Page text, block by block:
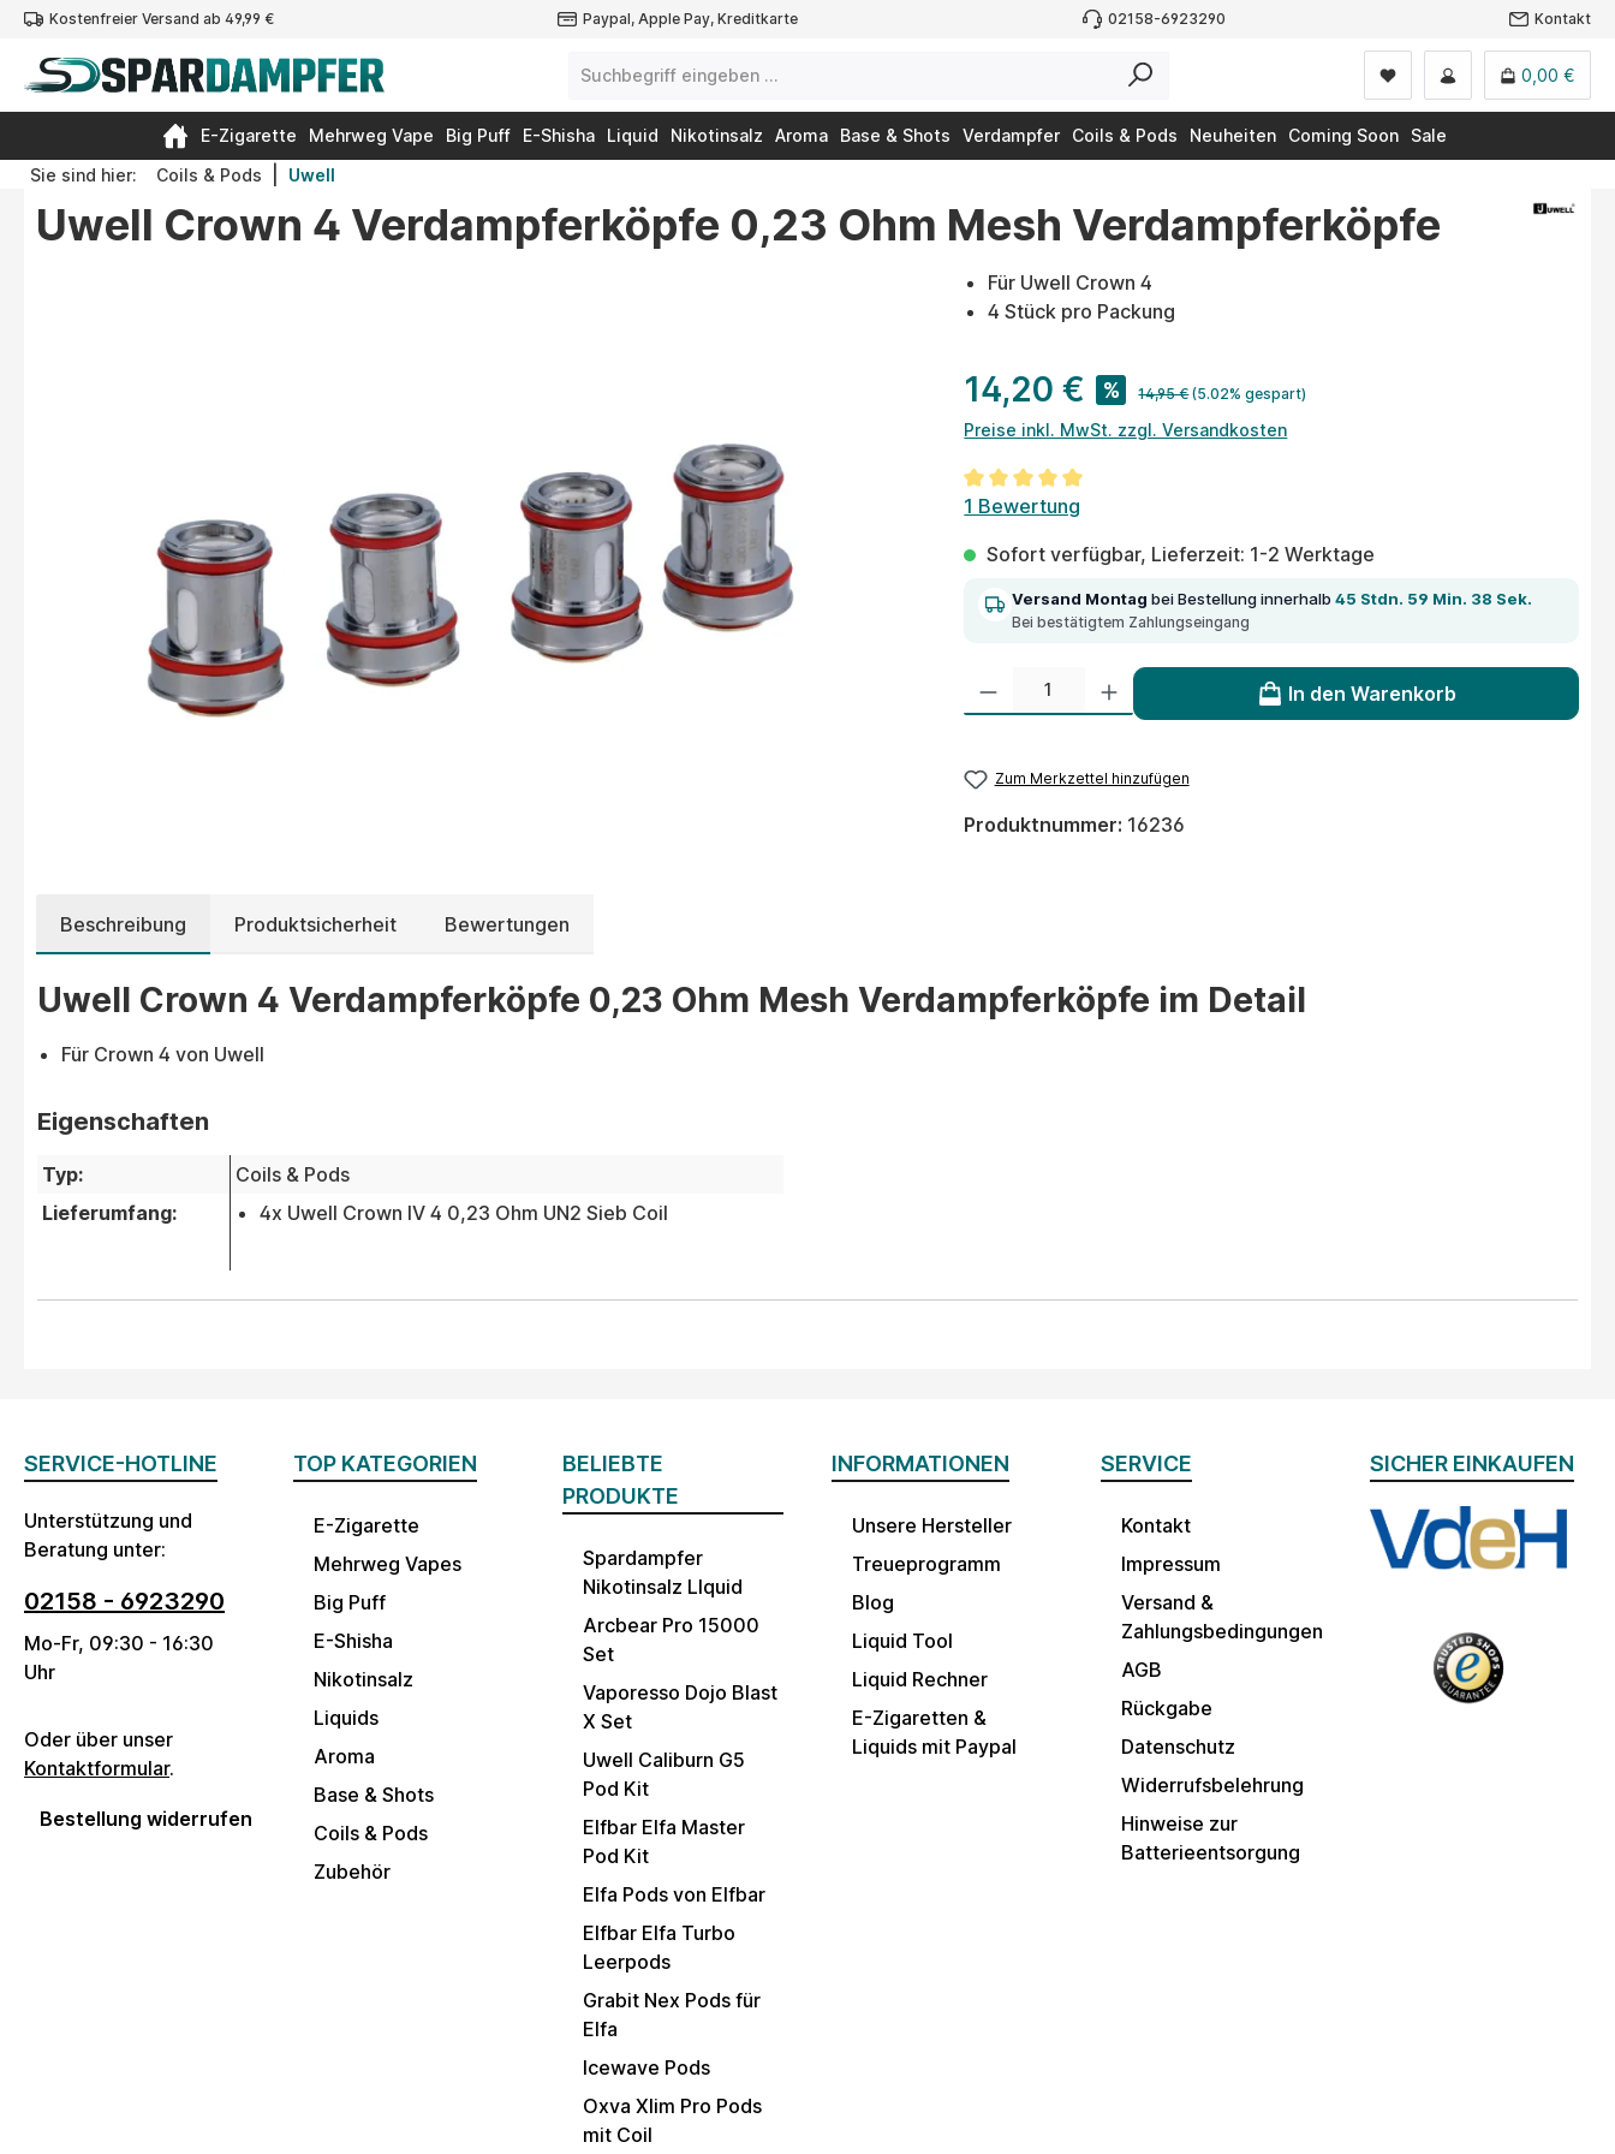
Zur Hauptnavigation springen
Kostenfreier Versand ab 49,99 € Paypal, Apple Pay, Kreditkarte 02158-6923290 Kontakt
0,00 €
E-Zigarette Mehrweg Vape Big Puff E-Shisha Liquid Nikotinsalz Aroma Base & Shots Verdampfer Coils & Pods Neuheiten Coming Soon
Sale
Sie sind hier:
Coils & Pods Uwell
Uwell Crown 4 Verdampferköpfe 0,23 Ohm Mesh Verdampferköpfe
Für Uwell Crown 4
4 Stück pro Packung
14,20 € % 14,95 € (5.02% gespart)
Preise inkl. MwSt. zzgl. Versandkosten
Durchschnittliche Bewertung von 5 von 5 Sternen
1 Bewertung
Sofort verfügbar, Lieferzeit: 1-2 Werktage
Versand Montag bei Bestellung innerhalb45 Stdn. 59 Min. 38 Sek.
Bei bestätigtem Zahlungseingang
Produkt Anzahl: Gib den gewünschten Wert ein oder benutze die Schaltflächen um die
In den Warenkorb
Zum Merkzettel hinzufügen
Produktnummer: 16236
Beschreibung Produktsicherheit Bewertungen
Uwell Crown 4 Verdampferköpfe 0,23 Ohm Mesh Verdampferköpfe im Detail
Für Crown 4 von Uwell
Eigenschaften
Typ:
Coils & Pods
Lieferumfang:
4x Uwell Crown IV 4 0,23 Ohm UN2 Sieb Coil
SERVICE-HOTLINE
Unterstützung und
Beratung unter:
02158 - 6923290
Mo-Fr, 09:30 - 16:30
Uhr
Oder über unser
Kontaktformular.
Bestellung widerrufen
TOP KATEGORIEN
E-Zigarette
Mehrweg Vapes
Big Puff
E-Shisha
Nikotinsalz
Liquids
Aroma
Base & Shots
Coils & Pods
Zubehör
BELIEBTE
PRODUKTE
Spardampfer
Nikotinsalz LIquid
Arcbear Pro 15000
Set
Vaporesso Dojo Blast
X Set
Uwell Caliburn G5
Pod Kit
Elfbar Elfa Master
Pod Kit
Elfa Pods von Elfbar
Elfbar Elfa Turbo
Leerpods
Grabit Nex Pods für
Elfa
Icewave Pods
Oxva Xlim Pro Pods
mit Coil
INFORMATIONEN
Unsere Hersteller
Treueprogramm
Blog
Liquid Tool
Liquid Rechner
E-Zigaretten &
Liquids mit Paypal
SERVICE
Kontakt
Impressum
Versand &
Zahlungsbedingungen
AGB
Rückgabe
Datenschutz
Widerrufsbelehrung
Hinweise zur
Batterieentsorgung
SICHER EINKAUFEN